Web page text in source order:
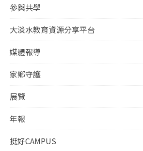
參與共學
大淡水教育資源分享平台
媒體報導
家鄉守護
展覽
年報
挺好CAMPUS